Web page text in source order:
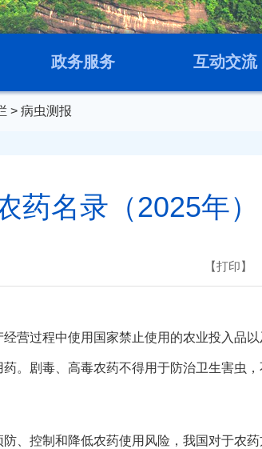
政务服务 互动交流
> 病虫测报
药名录（2025年）
【打印】
过程中使用国家禁止使用的农业投入品
。剧毒、高毒农药不得用于防治卫生害虫
控制和降低农药使用风险，我国对于农